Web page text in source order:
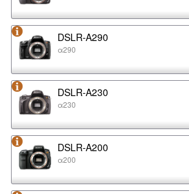
DSLR-A290
α290
DSLR-A230
α230
DSLR-A200
α200